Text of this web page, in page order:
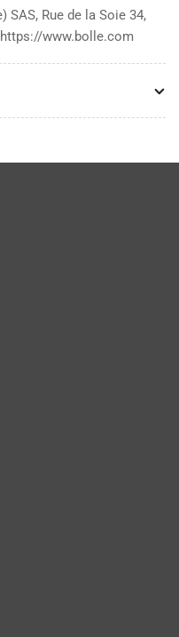
SAS, Rue de la Soie 34,
www.bolle.com